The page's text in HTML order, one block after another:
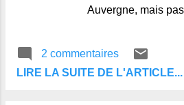
Auvergne, mais
de la tuile canal sur
voit aussi
2 commentaires
LIRE LA SUITE DE L'ARTICLE...